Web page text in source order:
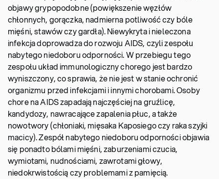
objawy grypopodobne (powiększenie węzłów
chłonnych, gorączka, nadmierna potliwość czy bóle
mięśni, stawów czy gardła). Niewykryta i nieleczona
infekcja doprowadza do rozwoju AIDS, czyli zespołu
nabytego niedoboru odporności. W przebiegu tego
zespołu układ immunologiczny chorego jest bardzo
wyniszczony, co sprawia, że nie jest w stanie ochronić
organizmu przed infekcjami i innymi chorobami. Osoby
chore na AIDS zapadają najczęściej na gruźlicę,
kandydozy, nawracające zapalenia płuc, a także
nowotwory (chłoniaki, mięsaka Kaposiego czy raka szyjki
macicy). Zespół nabytego niedoboru odporności objawia
się ponadto bólami mięśni, zaburzeniami czucia,
wymiotami, nudnościami, zawrotami głowy,
niedokrwistością czy problemami z pamięcią.